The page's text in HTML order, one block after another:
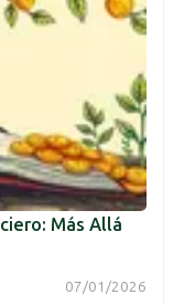
Más Allá
07/01/2026